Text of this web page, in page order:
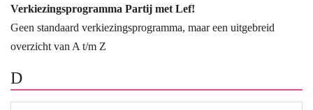
Verkiezingsprogramma Partij met Lef!
Geen standaard verkiezingsprogramma, maar een uitgebreid
overzicht van A t/m Z
D